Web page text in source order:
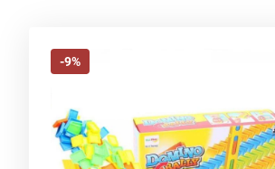
-9%